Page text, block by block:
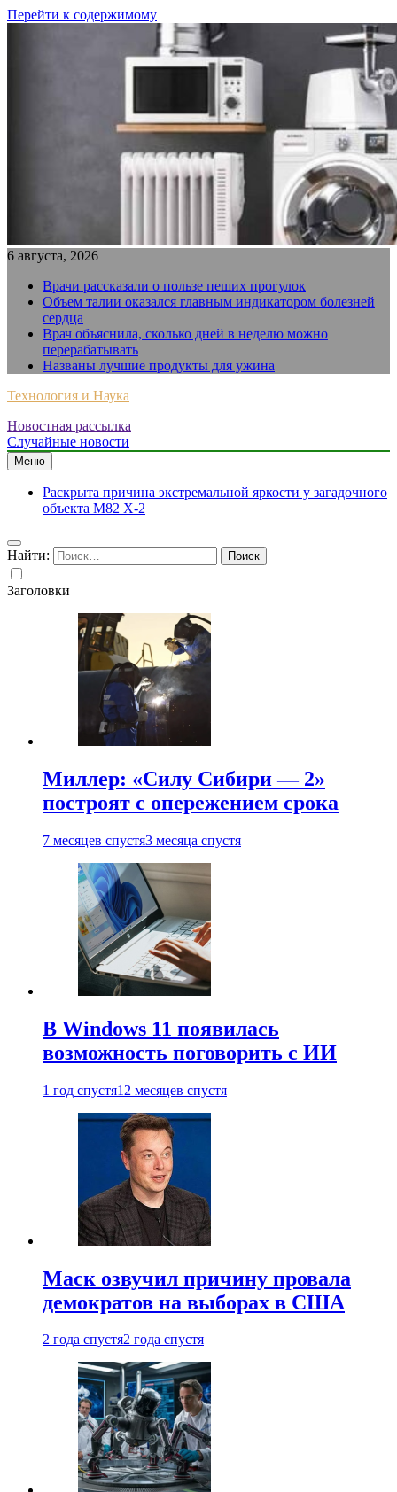
Перейти к содержимому
6 августа, 2026
Врачи рассказали о пользе пеших прогулок
Объем талии оказался главным индикатором болезней
сердца
Врач объяснила, сколько дней в неделю можно
перерабатывать
Названы лучшие продукты для ужина
Технология и Наука
Новостная рассылка
Случайные новости
Меню
Раскрыта причина экстремальной яркости у загадочного
объекта M82 X-2
Найти:
Заголовки
Миллер: «Силу Сибири — 2»
построят с опережением срока
7 месяцев спустя3 месяца спустя
В Windows 11 появилась
возможность поговорить с ИИ
1 год спустя12 месяцев спустя
Маск озвучил причину провала
демократов на выборах в США
2 года спустя2 года спустя